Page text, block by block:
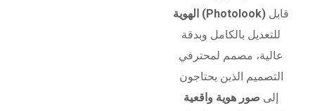
الهوية (Photolook)
للتعديل بالكامل وبدقة
عالية، مصمم لمحترفي
التصميم الذين يحتاجون
إلى صور هوية واقعية